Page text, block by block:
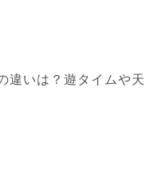
違いは？遊タイムや天